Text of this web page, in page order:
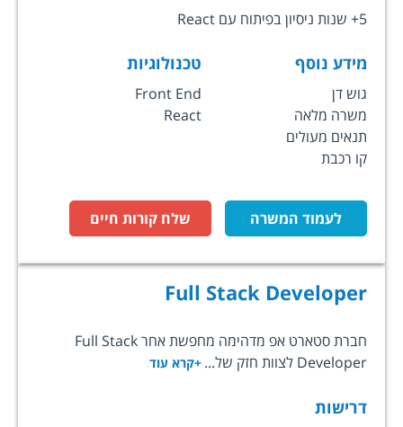
5+ שנות ניסיון בפיתוח עם React
מידע נוסף
גוש דן
משרה מלאה
תנאים מעולים
קו רכבת
טכנולוגיות
Front End
React
לעמוד המשרה שלח קורות חיים
Full Stack Developer
חברת סטארט אפ מדהימה מחפשת אחר Full Stack
Developer לצוות חזק של...
+קרא עוד
דרישות